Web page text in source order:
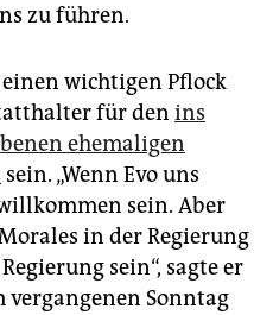
zu führen.
wichtigen Pflock
für den ins
ehemaligen
sein. „Wenn Evo uns
sein. Aber
in der Regierung
sein“, sagte er
vergangenen Sonntag